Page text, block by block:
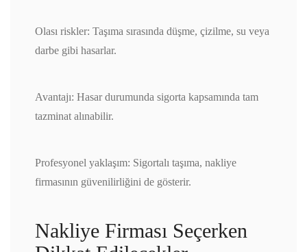
Olası riskler: Taşıma sırasında düşme, çizilme, su veya
darbe gibi hasarlar.
Avantajı: Hasar durumunda sigorta kapsamında tam
tazminat alınabilir.
Profesyonel yaklaşım: Sigortalı taşıma, nakliye
firmasının güvenilirliğini de gösterir.
Nakliye Firması Seçerken